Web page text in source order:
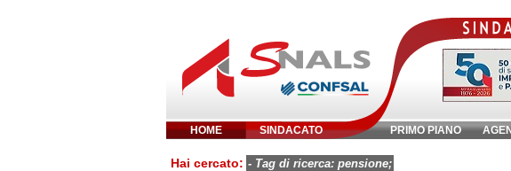
HOME SINDACATO PRIMO PIANO
Inserisci parola chiave:
Hai cercato: - Tag di ricerca: pensione;